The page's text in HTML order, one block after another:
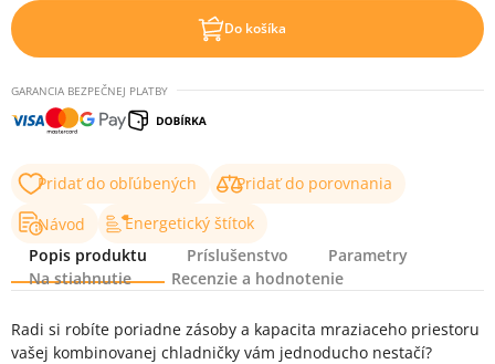
Do košíka
GARANCIA BEZPEČNEJ PLATBY
Pridať do obľúbených
Pridať do porovnania
Návod
Energetický štítok
Popis produktu
Príslušenstvo
Parametry
Na stiahnutie
Recenzie a hodnotenie
Popis produktu
Radi si robíte poriadne zásoby a kapacita mraziaceho priestoru
vašej kombinovanej chladničky vám jednoducho nestačí?